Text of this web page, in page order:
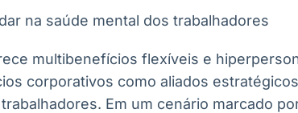
multibenefícios flexíveis e
corporativos como aliados
Em um cenário marcado